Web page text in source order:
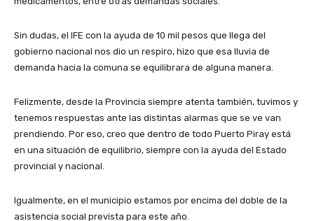
Sin dudas, el IFE con la ayuda de 10 mil pesos que llega del
gobierno nacional nos dio un respiro, hizo que esa lluvia de
demanda hacia la comuna se equilibrara de alguna manera.
Felizmente, desde la Provincia siempre atenta también, tuvimos y
tenemos respuestas ante las distintas alarmas que se ve van
prendiendo. Por eso, creo que dentro de todo Puerto Piray está
en una situación de equilibrio, siempre con la ayuda del Estado
provincial y nacional.
Igualmente, en el municipio estamos por encima del doble de la
asistencia social prevista para este año.